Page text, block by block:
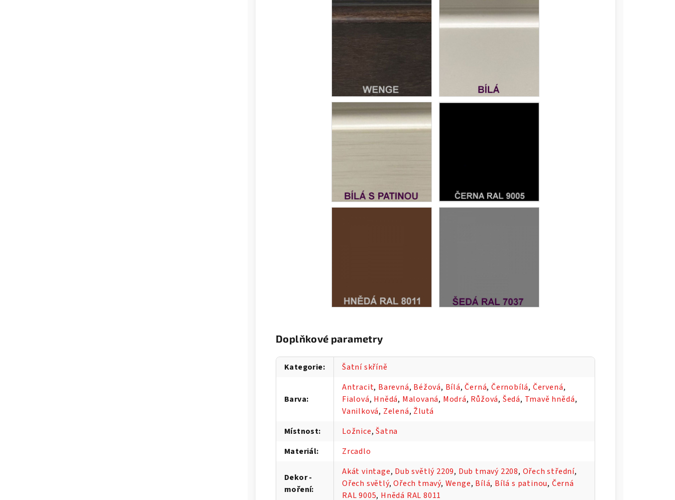
Doplňkové parametry
Kategorie: Šatní skříně
Barva:
Antracit, Barevná, Béžová, Bílá,Černá,Černobílá, Červená,
Fialová, Hnědá, Malovaná, Modrá, Růžová, Šedá, Tmavě hnědá,
Vanilková, Zelená, Žlutá
Místnost: Ložnice,Šatna
Materiál: Zrcadlo
Dekor -
moření:
Akát vintage, Dub světlý 2209, Dub tmavý 2208, Ořech střední,
Ořech světlý,Ořech tmavý, Wenge, Bílá, Bílá s patinou, Černá
RAL 9005, Hnědá RAL 8011